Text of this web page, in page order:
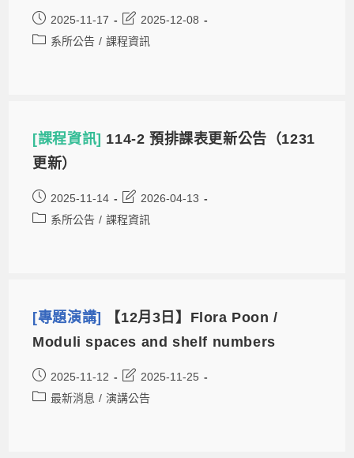
2025-11-17
2025-12-08
系所公告 / 課程資訊
[課程資訊] 114-2 預排課表更新公告（1231
更新）
2025-11-14
2026-04-13
系所公告 / 課程資訊
[專題演講]
【12月3日】Flora Poon /
Moduli spaces and shelf numbers
2025-11-12
2025-11-25
最新消息 / 演講公告